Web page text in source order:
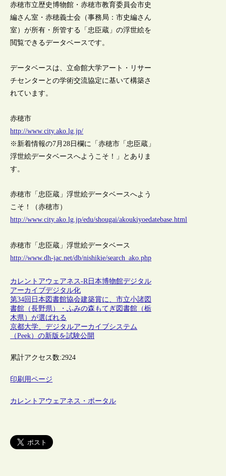
赤穂市立歴史博物館・赤穂市教育委員会市史
編さん室・赤穂義士会（事務局：市史編さん
室）が所有・所管する「忠臣蔵」の浮世絵を
閲覧できるデータベースです。
データベースは、立命館大学アート・リサー
チセンターとの学術交流協定に基いて構築さ
れています。
赤穂市
http://www.city.ako.lg.jp/
※新着情報の7月28日欄に「赤穂市「忠臣蔵」
浮世絵データベースへようこそ！」とありま
す。
赤穂市「忠臣蔵」浮世絵データベースへよう
こそ！（赤穂市）
http://www.city.ako.lg.jp/edu/shougai/akoukiyoedatebase.html
赤穂市「忠臣蔵」浮世絵データベース
http://www.dh-jac.net/db/nishikie/search_ako.php
カレントアウェアネス-R 日本博物館デジタル
アーカイブデジタル化
第34回日本図書館協会建築賞に、市立小諸図
書館（長野県）・ふみの森もてぎ図書館（栃
木県）が選ばれる
京都大学、デジタルアーカイブシステム
（Peek）の新版を試験公開
累計アクセス数:2924
印刷用ページ
カレントアウェアネス・ポータル